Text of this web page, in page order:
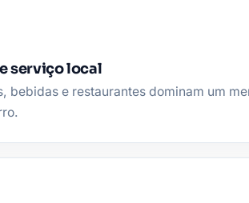
serviço local
bebidas e restaurantes dominam um